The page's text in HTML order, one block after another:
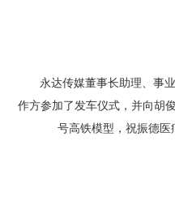
永达传媒董事长助理、事业
作方参加了发车仪式，并向胡
号高铁模型，祝振德医